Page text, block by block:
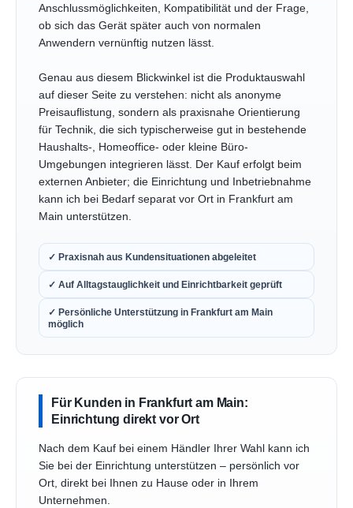
Anschlussmöglichkeiten, Kompatibilität und der Frage,
ob sich das Gerät später auch von normalen
Anwendern vernünftig nutzen lässt.
Genau aus diesem Blickwinkel ist die Produktauswahl
auf dieser Seite zu verstehen: nicht als anonyme
Preisauflistung, sondern als praxisnahe Orientierung
für Technik, die sich typischerweise gut in bestehende
Haushalts-, Homeoffice- oder kleine Büro-
Umgebungen integrieren lässt. Der Kauf erfolgt beim
externen Anbieter; die Einrichtung und Inbetriebnahme
kann ich bei Bedarf separat vor Ort in Frankfurt am
Main unterstützen.
✓ Praxisnah aus Kundensituationen abgeleitet
✓ Auf Alltagstauglichkeit und Einrichtbarkeit geprüft
✓ Persönliche Unterstützung in Frankfurt am Main
möglich
Für Kunden in Frankfurt am Main:
Einrichtung direkt vor Ort
Nach dem Kauf bei einem Händler Ihrer Wahl kann ich
Sie bei der Einrichtung unterstützen – persönlich vor
Ort, direkt bei Ihnen zu Hause oder in Ihrem
Unternehmen.